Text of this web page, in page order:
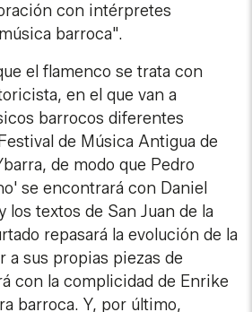
con intérpretes
barroca".
el flamenco se trata con
en el que van a
barrocos diferentes
de Música Antigua de
de modo que Pedro
se encontrará con Daniel
los textos de San Juan de la
repasará la evolución de la
a sus propias piezas de
con la complicidad de Enrike
barroca. Y, por último,